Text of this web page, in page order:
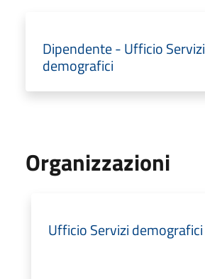
Dipendente - Ufficio Servizi
demografici
Organizzazioni
Ufficio Servizi demografici